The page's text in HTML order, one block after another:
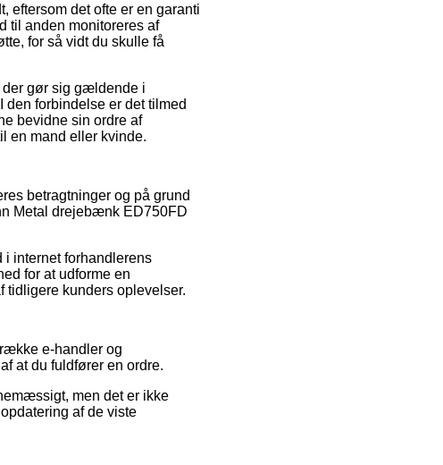
eftersom det ofte er en garanti
til anden monitoreres af
for så vidt du skulle få
der gør sig gældende i
forbindelse er det tilmed
bevidne sin ordre af
en mand eller kvinde.
betragtninger og på grund
Metal drejebænk ED750FD
i internet forhandlerens
for at udforme en
tidligere kunders oplevelser.
e-handler og
at du fuldfører en ordre.
men det er ikke
af de viste